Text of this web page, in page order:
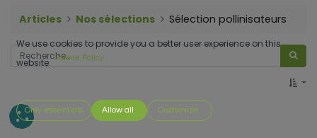
Articles Nos sélections Sélection pollinisateurs
We use cookies to provide you a better user experience on this
website. Cookie Policy
Only essentials Allow all Customize